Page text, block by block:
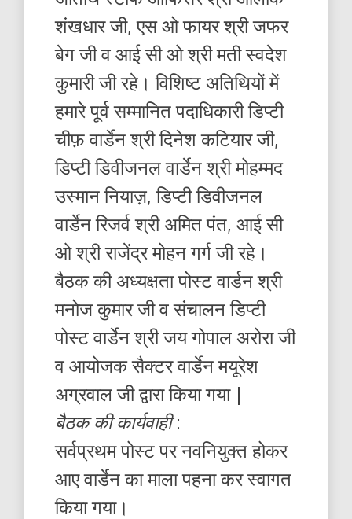
शंखधार जी, एस ओ फायर श्री जफर
बेग जी व आई सी ओ श्री मती स्वदेश
कुमारी जी रहे। विशिष्ट अतिथियों में
हमारे पूर्व सम्मानित पदाधिकारी डिप्टी
चीफ़ वार्डेन श्री दिनेश कटियार जी,
डिप्टी डिवीजनल वार्डेन श्री मोहम्मद
उस्मान नियाज़, डिप्टी डिवीजनल
वार्डेन रिजर्व श्री अमित पंत, आई सी
ओ श्री राजेंद्र मोहन गर्ग जी रहे।
बैठक की अध्यक्षता पोस्ट वार्डन श्री
मनोज कुमार जी व संचालन डिप्टी
पोस्ट वार्डेन श्री जय गोपाल अरोरा जी
व आयोजक सैक्टर वार्डेन मयूरेश
अग्रवाल जी द्वारा किया गया |
बैठक की कार्यवाही:
सर्वप्रथम पोस्ट पर नवनियुक्त होकर
आए वार्डेन का माला पहना कर स्वागत
किया गया।